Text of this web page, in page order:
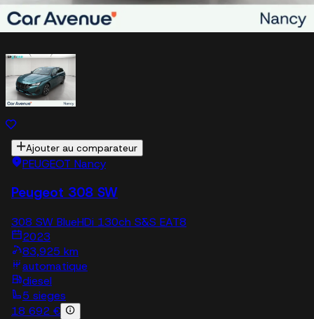
Véhicules similaires
Ajouter au comparateur
PEUGEOT Nancy
Peugeot 308 SW
308 SW BlueHDi 130ch S&S EAT8
2023
83,925 km
automatique
diesel
5 sieges
18 692 €